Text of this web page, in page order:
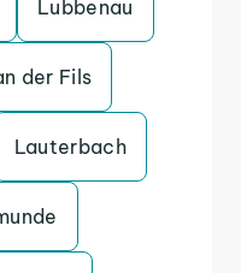
Lubbenau
der Fils
Lauterbach